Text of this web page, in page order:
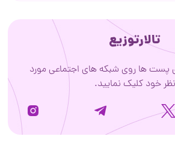
تالارتوزیع
پست ها روی شبکه های اجتماعی مورد
نظر خود کلیک نمایید.